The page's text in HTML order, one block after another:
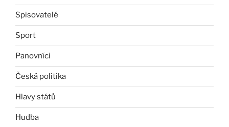
Spisovatelé
Sport
Panovníci
Česká politika
Hlavy států
Hudba